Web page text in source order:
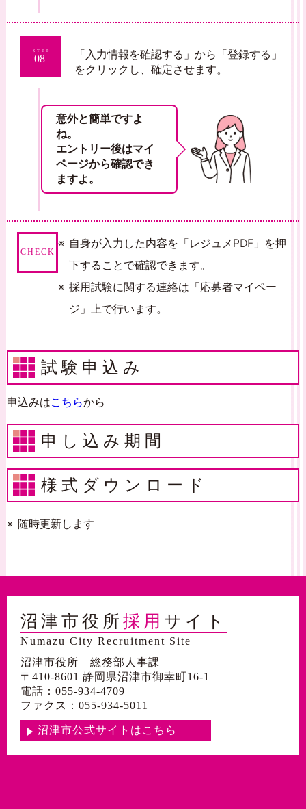
STEP
08
「入力情報を確認する」から「登録する」
をクリックし、確定させます。
意外と簡単ですよ
ね。
エントリー後はマイ
ページから確認でき
ますよ。
CHECK
自身が入力した内容を「レジュメPDF」を押
下することで確認できます。
採用試験に関する連絡は「応募者マイペー
ジ」上で行います。
試験申込み
申込みはこちらから
申し込み期間
様式ダウンロード
随時更新します
沼津市役所 採用 サイト
Numazu City Recruitment Site
沼津市役所 総務部人事課
〒410-8601 静岡県沼津市御幸町16-1
電話：055-934-4709
ファクス：055-934-5011
沼津市公式サイトはこちら